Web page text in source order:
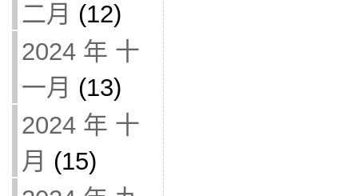
二月 (12)
2024 年 十
一月 (13)
2024 年 十
月 (15)